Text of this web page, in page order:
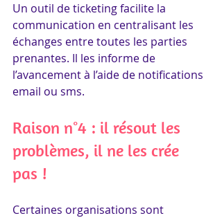
Un outil de ticketing facilite la
communication en centralisant les
échanges entre toutes les parties
prenantes. Il les informe de
l’avancement à l’aide de notifications
email ou sms.
Raison n°4 : il résout les
problèmes, il ne les crée
pas !
Certaines organisations sont